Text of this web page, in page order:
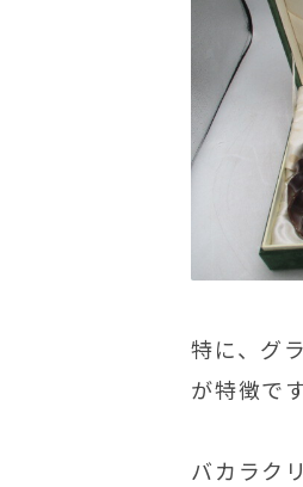
特に、グ
が特徴です
バカラク